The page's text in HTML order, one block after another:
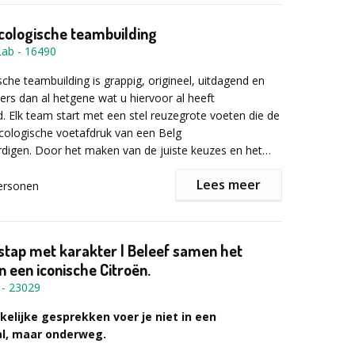
teambuilding
- 16490
teambuilding is grappig, origineel, uitdagend en
dan al hetgene wat u hiervoor al heeft
Elk team start met een stel reuzegrote voeten die de
voetafdruk van een Belg
Door het maken van de juiste keuzes en het
culinair, …), die verspreid liggen op de
met de kleerkast vol bamboekleren die elke zondag
met 4-dubbele uitlaat naar de kust rijdt of de
die wel 100 km gaat fietsen om zich vervolgens
met een heerlijke cote à l’os die eigenlijk
is bedoeld? Stijlvolle humor en spannende
dit event zo uniek dat er nog lang over
…
eindpunt bereikt met het kleinste koppel voeten,
Lees meer
met karakter | Beleef samen het
een iconische Citroën.
- 23029
gesprekken voer je niet in een
maar onderweg.